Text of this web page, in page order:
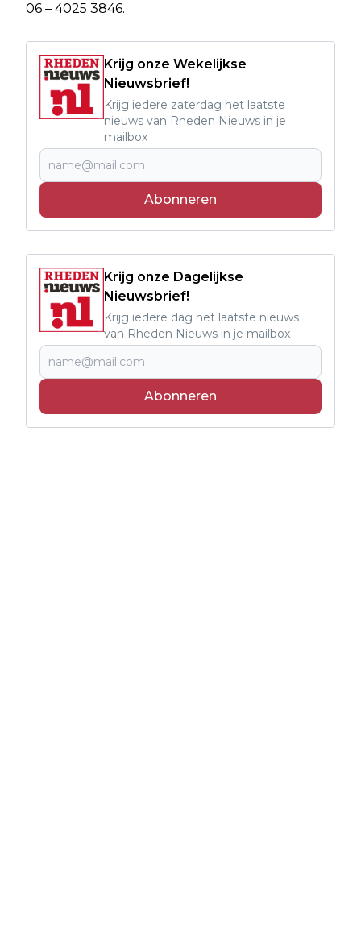
06 – 4025 3846.
Krijg onze Wekelijkse
Nieuwsbrief!
Krijg iedere zaterdag het laatste
nieuws van Rheden Nieuws in je
mailbox
Abonneren
Krijg onze Dagelijkse
Nieuwsbrief!
Krijg iedere dag het laatste nieuws
van Rheden Nieuws in je mailbox
Abonneren